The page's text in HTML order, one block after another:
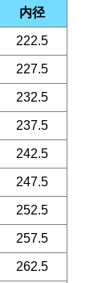
内径
222.5
227.5
232.5
237.5
242.5
247.5
252.5
257.5
262.5